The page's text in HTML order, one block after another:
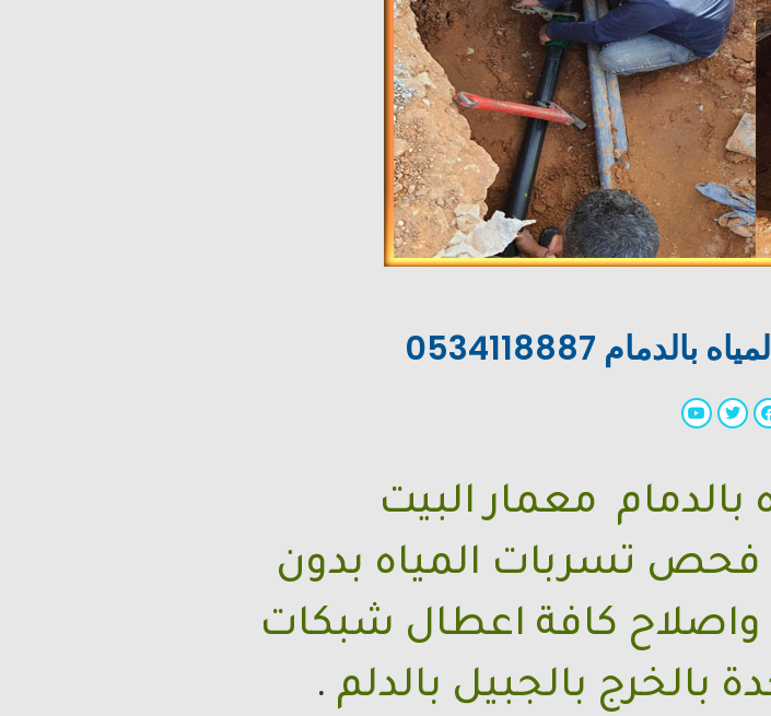
0534118887
معمار البيت
شركات فحص تسربات المياه بدون
واصلاح كافة اعطال شبكات
بالخرج بالجبيل بالدلم .